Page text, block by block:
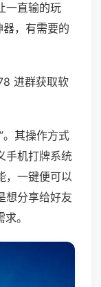
一直输的玩
器，有需要的
进群获取软
。其操作方式
手机打牌系统
，一键便可以
想分享给好友
。